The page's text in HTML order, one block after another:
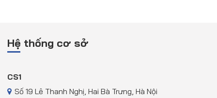
Hệ thống cơ sở
CS1
Số 19 Lê Thanh Nghị, Hai Bà Trưng, Hà Nội